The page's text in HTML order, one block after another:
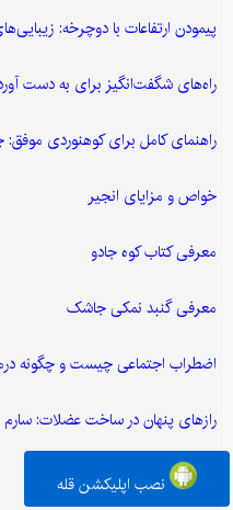
پیمودن ارتفاعات با دوچرخه:
راه‌های شگفت‌انگیز برای به دست
راهنمای کامل برای کوهنوردی موفق:
خواص و مزایای انجیر
معرفی کتاب کوه جادو
معرفی گنبد نمکی جاشک
اضطراب اجتماعی چیست و چگونه
رازهای پنهان در ساخت عضلات:
معرفی پل خواجو